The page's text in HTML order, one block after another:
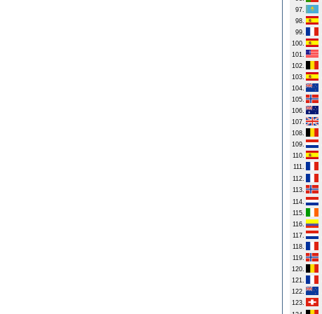
97.
98.
99.
100.
101.
102.
103.
104.
105.
106.
107.
108.
109.
110.
111.
112.
113.
114.
115.
116.
117.
118.
119.
120.
121.
122.
123.